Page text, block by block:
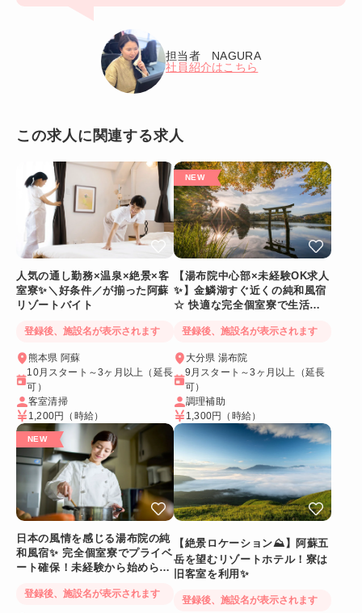
担当者 NAGURA
社員紹介はこちら
この求人に関連する求人
人気の通し勤務×温泉×絶景×客
室寮✨＼好条件／が揃った阿蘇
リゾートバイト
登録後、施設名が表示されます
熊本県 阿蘇
10月スタート～3ヶ月以上（延長
可）
客室清掃
1,200円
（時給）
【湯布院中心部×未経験OK求人
✨】金鱗湖すぐ近くの純和風宿
☆ 快適な完全個室寮で生活環
登録後、施設名が表示されます
大分県 湯布院
9月スタート～3ヶ月以上（延長
可）
調理補助
1,300円
（時給）
日本の風情を感じる湯布院の純
和風宿✨ 完全個室寮でプライベ
ート確保！未経験から始められ
登録後、施設名が表示されます
【絶景ロケーション⛰️】阿蘇五
岳を望むリゾートホテル！寮は
旧客室を利用✨
登録後、施設名が表示されます